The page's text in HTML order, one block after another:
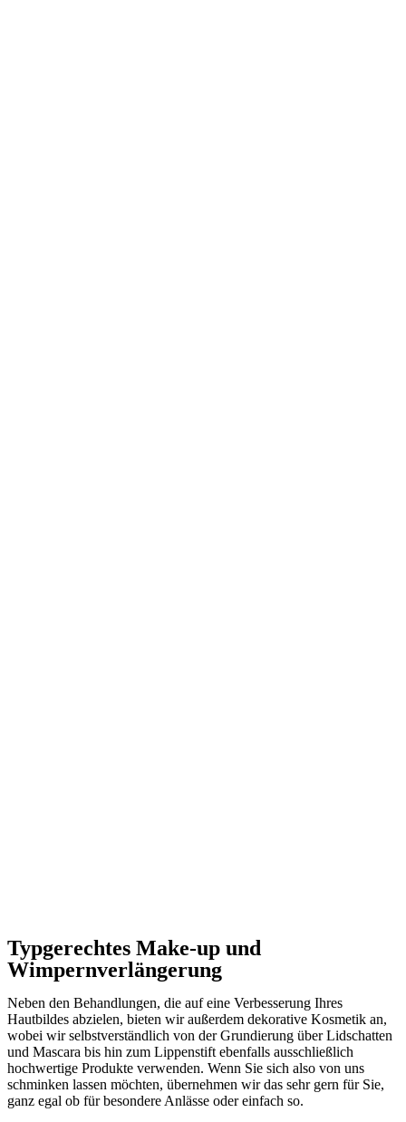
Typgerechtes Make-up und
Wimpernverlängerung
Neben den Behandlungen, die auf eine Verbesserung Ihres
Hautbildes abzielen, bieten wir außerdem dekorative Kosmetik an,
wobei wir selbstverständlich von der Grundierung über Lidschatten
und Mascara bis hin zum Lippenstift ebenfalls ausschließlich
hochwertige Produkte verwenden. Wenn Sie sich also von uns
schminken lassen möchten, übernehmen wir das sehr gern für Sie,
ganz egal ob für besondere Anlässe oder einfach so.